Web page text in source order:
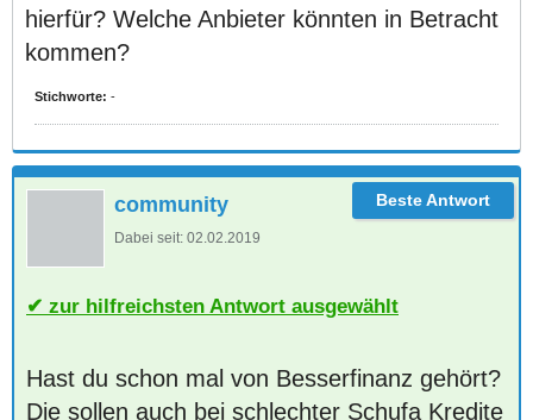
hierfür? Welche Anbieter könnten in Betracht
kommen?
Stichworte: -
community
Dabei seit: 02.02.2019
zur hilfreichsten Antwort ausgewählt
Hast du schon mal von Besserfinanz gehört?
Die sollen auch bei schlechter Schufa Kredite